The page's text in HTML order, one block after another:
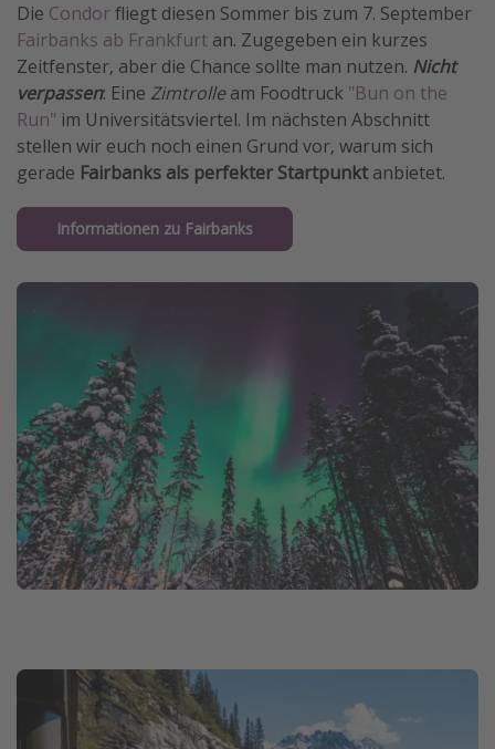
Die Condorfliegt diesen Sommer bis zum 7. September
Fairbanks ab Frankfurt an. Zugegeben ein kurzes
Zeitfenster, aber die Chance sollte man nutzen. Nicht
verpassen: Eine Zimtrolleam Foodtruck "Bun on the
Run" im Universitätsviertel. Im nächsten Abschnitt
stellen wir euch noch einen Grund vor, warum sich
gerade Fairbanks als perfekter Startpunktanbietet.
Informationen zu Fairbanks